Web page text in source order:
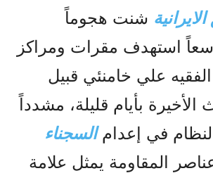
شنت هجوماً
استهدف مقرات ومراكز
الفقيه علي خامنئي قبيل
الأخيرة بأيام قليلة، مشدداً
في إعدامالسجناء
المقاومة يمثل علامة